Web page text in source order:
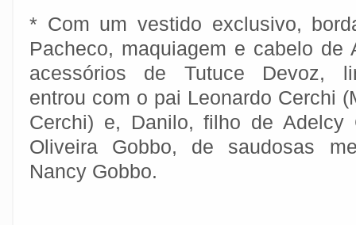
* Com um vestido exclusivo,
Pacheco, maquiagem e cabelo de
acessórios de Tutuce Devoz,
entrou com o pai Leonardo Cerchi
Cerchi) e, Danilo, filho de Adelcy
Oliveira Gobbo, de saudosas
Nancy Gobbo.